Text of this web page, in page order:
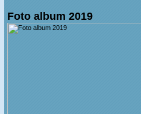
Foto album 2019